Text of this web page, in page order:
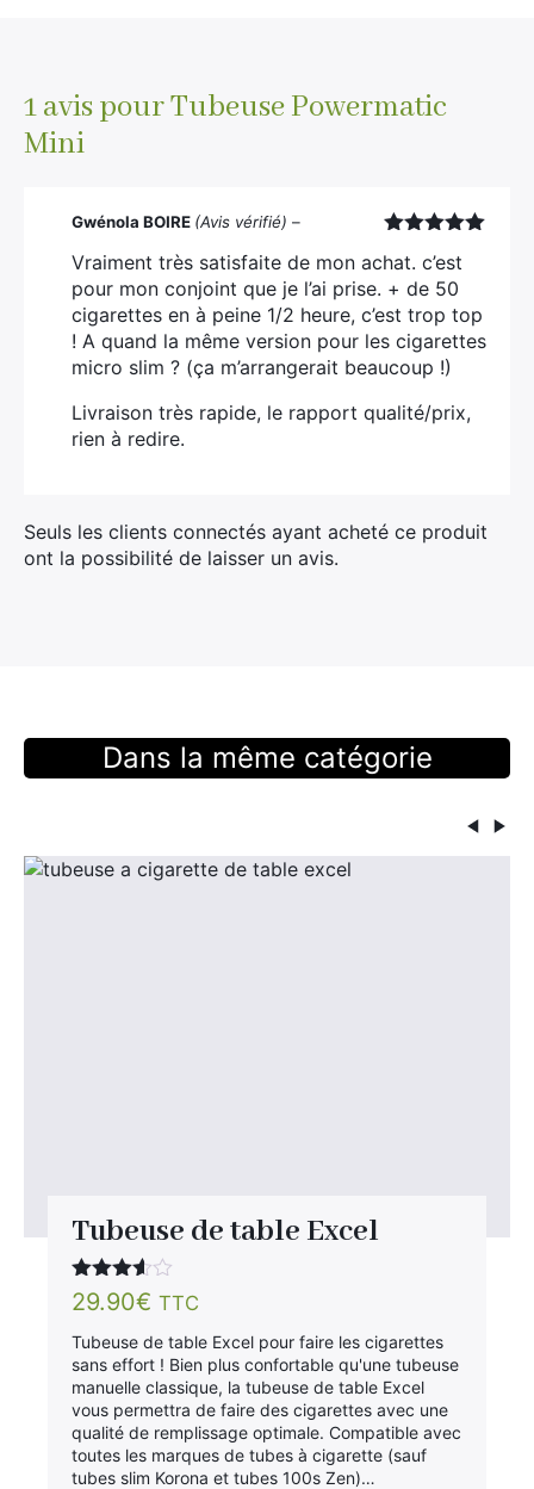
1 avis pourTubeuse Powermatic
Mini
5
Gwénola BOIRE (Avis vérifié) –
Vraiment très satisfaite de mon achat. c’est
pour mon conjoint que je l’ai prise. + de 50
cigarettes en à peine 1/2 heure, c’est trop top
! A quand la même version pour les cigarettes
micro slim ? (ça m’arrangerait beaucoup !)
Livraison très rapide, le rapport qualité/prix,
rien à redire.
Seuls les clients connectés ayant acheté ce produit
ont la possibilité de laisser un avis.
Dans la même catégorie
Tubeuse de table Excel
Note
3.50
sur 5
29.90€ TTC
Tubeuse de table Excel pour faire les cigarettes
sans effort ! Bien plus confortable qu'une tubeuse
manuelle classique, la tubeuse de table Excel
vous permettra de faire des cigarettes avec une
qualité de remplissage optimale. Compatible avec
toutes les marques de tubes à cigarette (sauf
tubes slim Korona et tubes 100s Zen)…
×
Rechercher
: